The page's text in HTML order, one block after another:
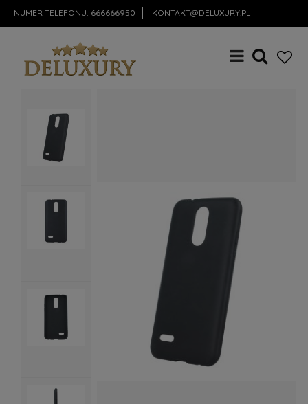
NUMER TELEFONU: 666666950 KONTAKT@DELUXURY.PL